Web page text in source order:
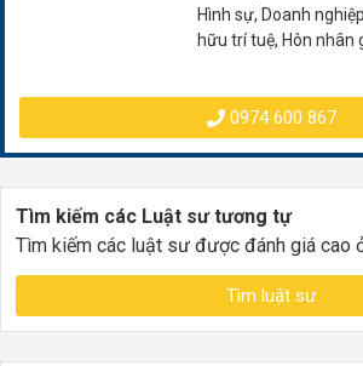
Hình sự, Doanh
hữu trí tuệ, Hôn nhân
0974 600 867
Tìm kiếm các Luật sư tương tự
Tìm kiếm các luật sư được đánh giá cao
Tìm luật sư